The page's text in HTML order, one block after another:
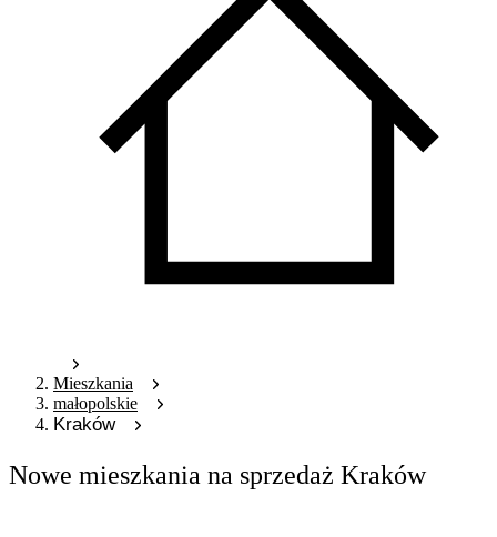
Mieszkania
małopolskie
Kraków
Nowe mieszkania na sprzedaż Kraków